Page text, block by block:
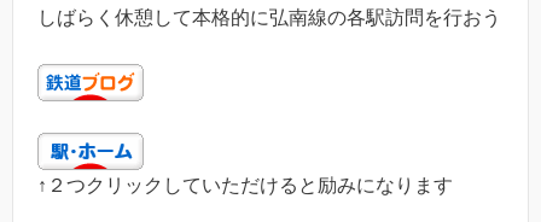
しばらく休憩して本格的に弘南線の各駅訪問を行おう
↑２つクリックしていただけると励みになります